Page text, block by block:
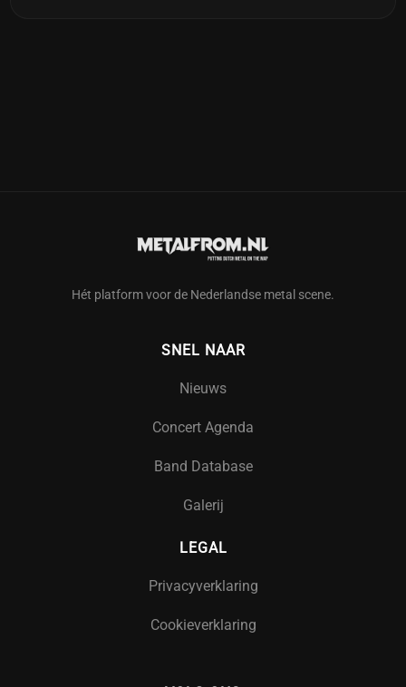
Hét platform voor de Nederlandse metal scene.
SNEL NAAR
Nieuws
Concert Agenda
Band Database
Galerij
LEGAL
Privacyverklaring
Cookieverklaring